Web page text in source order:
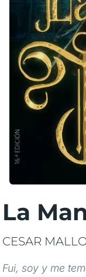
La
CESAR
Fui, soy y me